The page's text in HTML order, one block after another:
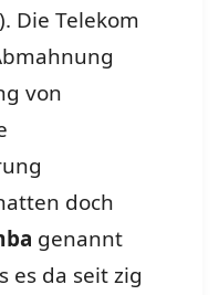
Die Telekom
von
doch
genannt
es da seit zig